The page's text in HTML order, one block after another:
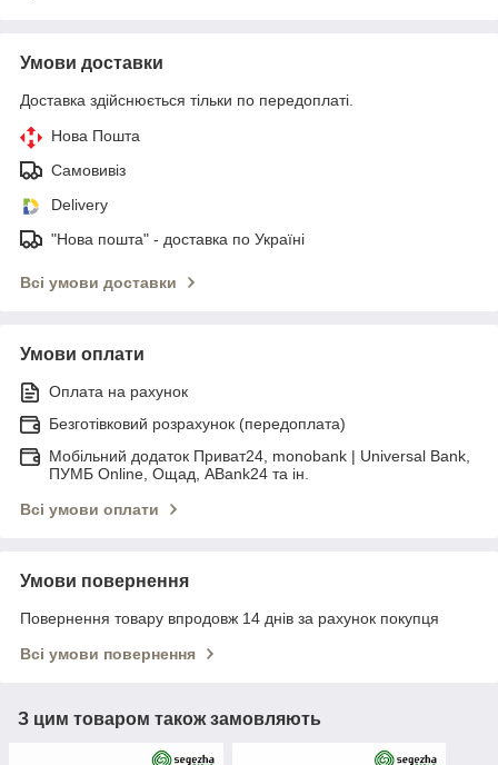
Умови доставки
Доставка здійснюється тільки по передоплаті.
Нова Пошта
Самовивіз
Delivery
"Нова пошта" - доставка по Україні
Всі умови доставки
Умови оплати
Оплата на рахунок
Безготівковий розрахунок (передоплата)
Мобільний додаток Приват24, monobank | Universal Bank,
ПУМБ Online, Ощад, ABank24 та ін.
Всі умови оплати
Умови повернення
Повернення товару впродовж 14 днів за рахунок покупця
Всі умови повернення
З цим товаром також замовляють